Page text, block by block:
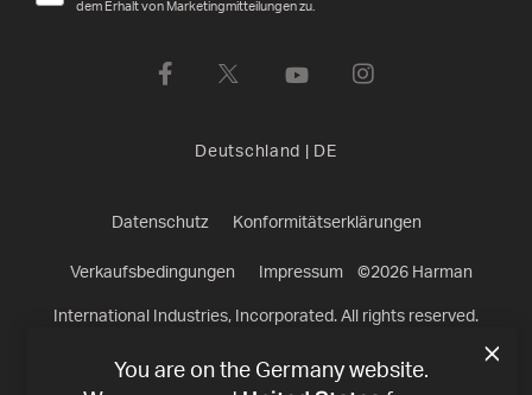
dem Erhalt von Marketingmitteilungen zu.
Deutschland DE
Datenschutz Konformitätserklärungen
Verkaufsbedingungen Impressum ©2026Harman
International Industries, Incorporated. All rights reserved.
You are on the Germany website.